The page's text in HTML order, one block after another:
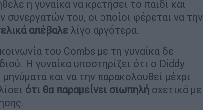
η γυναίκα να κρατήσει το παιδί και
συνεργατών του, οι οποίοι φέρεται να την
απέβαλε λίγο αργότερα.
του Combs με τη γυναίκα δε
Η γυναίκα υποστηρίζει ότι ο Diddy
και να την παρακολουθεί μέχρι
ότι θα παραμείνει σιωπηλή σχετικά με